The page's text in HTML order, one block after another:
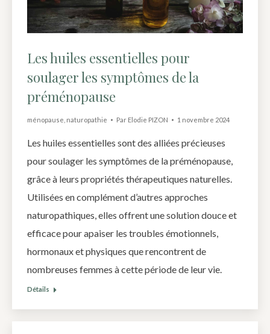
Les huiles essentielles pour
soulager les symptômes de la
préménopause
ménopause naturopathie Par Elodie PIZON 1 novembre 2024
Les huiles essentielles sont des alliées précieuses
pour soulager les symptômes de la préménopause,
grâce à leurs propriétés thérapeutiques naturelles.
Utilisées en complément d’autres approches
naturopathiques, elles offrent une solution douce et
efficace pour apaiser les troubles émotionnels,
hormonaux et physiques que rencontrent de
nombreuses femmes à cette période de leur vie.
Détails